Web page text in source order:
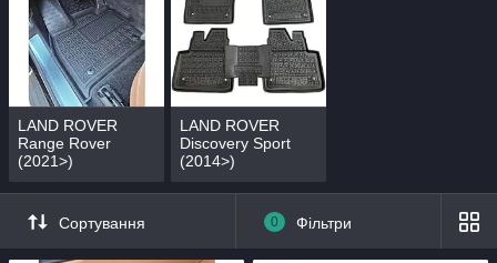
LAND ROVER
Range Rover
(2021>)
LAND ROVER
Discovery Sport
(2014>)
Сортування 0 Фільтри